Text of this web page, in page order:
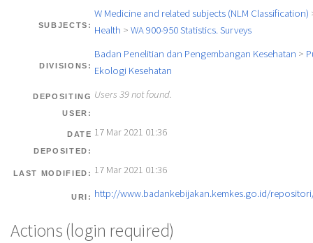
SUBJECTS:
W Medicine and related subjects (NLM Classification)
Health > WA 900-950 Statistics. Surveys
DIVISIONS:
Badan Penelitian dan Pengembangan Kesehatan >
Ekologi Kesehatan
DEPOSITING
USER:
Users 39 not found.
DATE
DEPOSITED:
17 Mar 2021 01:36
LAST MODIFIED: 17 Mar 2021 01:36
URI: http://www.badankebijakan.kemkes.go.id/
Actions (login required)